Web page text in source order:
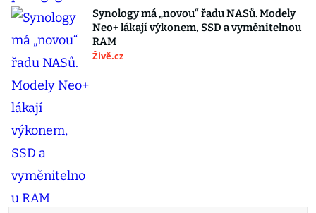
Synology má „novou“ řadu NASů. Modely
Neo+ lákají výkonem, SSD a vyměnitelnou
RAM
Živě.cz